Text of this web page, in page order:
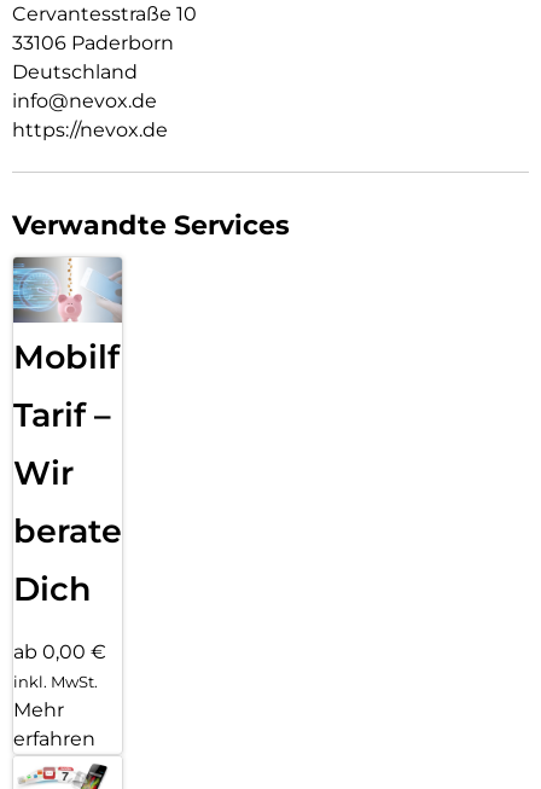
Hochwertiges Schmutzabweisendes Material und
Schockproof durch eingearbeitete Luftpolster in den Ecken.
Cervantesstraße 10
33106 Paderborn
Deutschland
info@nevox.de
https://nevox.de
Verwandte Services
Mobilfunk
Tarif –
Wir
beraten
Dich
ab 0,00 €
inkl. MwSt.
Mehr
erfahren